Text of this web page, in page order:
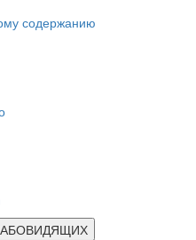
содержанию